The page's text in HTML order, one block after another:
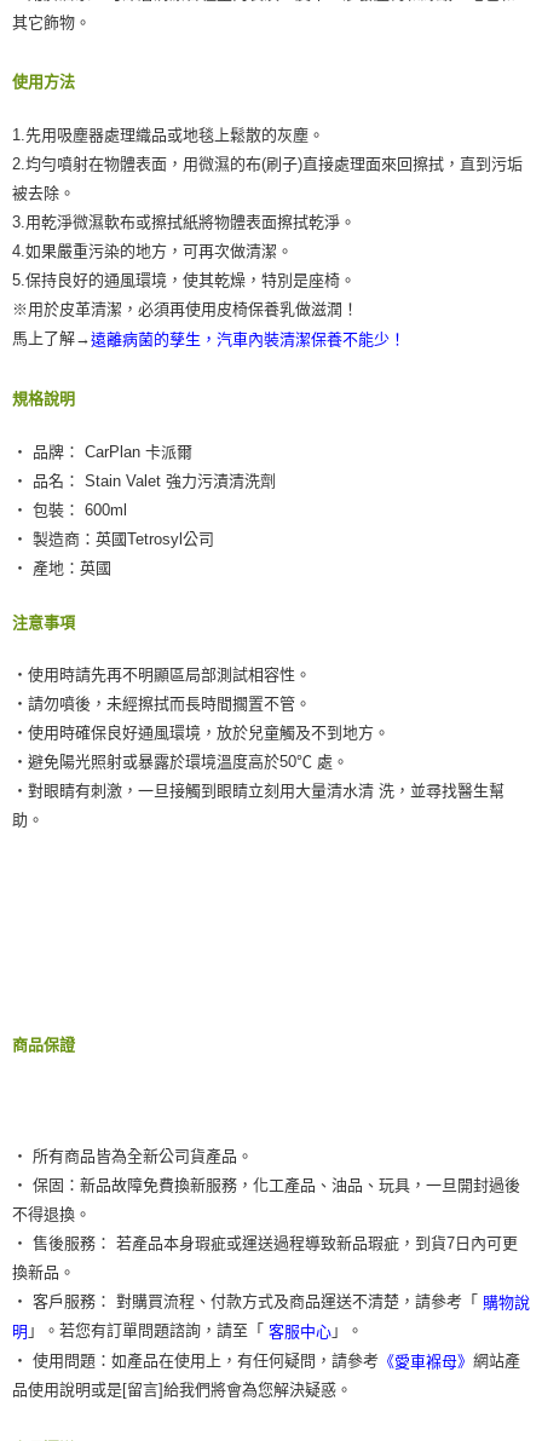
其它飾物。
使用方法
1.先用吸塵器處理織品或地毯上鬆散的灰塵。
2.均勻噴射在物體表面，用微濕的布(刷子)直接處理面來回擦拭，直到污垢
被去除。
3.用乾淨微濕軟布或擦拭紙將物體表面擦拭乾淨。
4.如果嚴重污染的地方，可再次做清潔。
5.保持良好的通風環境，使其乾燥，特別是座椅。
※用於皮革清潔，必須再使用皮椅保養乳做滋潤！
馬上了解→遠離病菌的孳生，汽車內裝清潔保養不能少！
規格說明
‧ 品牌： CarPlan 卡派爾
‧ 品名： Stain Valet 強力污漬清洗劑
‧ 包裝： 600ml
‧ 製造商：英國Tetrosyl公司
‧ 產地：英國
注意事項
‧使用時請先再不明顯區局部測試相容性。
‧請勿噴後，未經擦拭而長時間擱置不管。
‧使用時確保良好通風環境，放於兒童觸及不到地方。
‧避免陽光照射或暴露於環境溫度高於50℃ 處。
‧對眼睛有刺激，一旦接觸到眼睛立刻用大量清水清 洗，並尋找醫生幫
助。
商品保證
‧ 所有商品皆為全新公司貨產品。
‧ 保固：新品故障免費換新服務，化工產品、油品、玩具，一旦開封過後
不得退換。
‧ 售後服務： 若產品本身瑕疵或運送過程導致新品瑕疵，到貨7日內可更
換新品。
‧ 客戶服務： 對購買流程、付款方式及商品運送不清楚，請參考「 購物說
明 」。若您有訂單問題諮詢，請至「 客服中心 」。
‧ 使用問題：如產品在使用上，有任何疑問，請參考 《愛車褓母》 網站產
品使用說明或是[留言]給我們將會為您解決疑惑。